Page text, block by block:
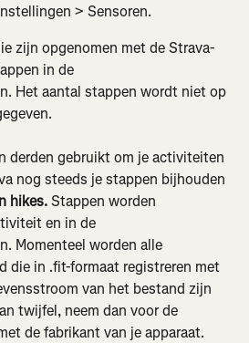
> Sensoren.
zijn opgenomen met de Strava-
in de
Het aantal stappen wordt niet op
derden gebruikt om je activiteiten
nog steeds je stappen bijhouden
hikes. Stappen worden
en in de
Momenteel worden alle
die in .fit-formaat registreren met
van het bestand zijn
twijfel, neem dan voor de
de fabrikant van je apparaat.